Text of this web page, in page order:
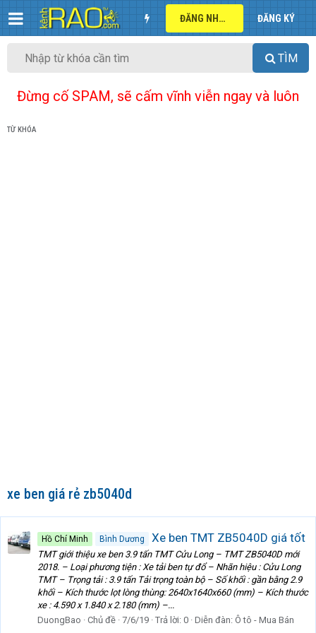
ĐĂNG NHẬP ĐĂNG KÝ
TÌM
Đừng cố SPAM, sẽ cấm vĩnh viễn ngay và luôn
TỪ KHÓA
xe ben giá rẻ zb5040d
Hồ Chí Minh Bình Dương Xe ben TMT ZB5040D giá tốt
TMT giới thiệu xe ben 3.9 tấn TMT Cửu Long – TMT ZB5040D mới
2018. – Loại phương tiện : Xe tải ben tự đổ – Nhãn hiệu : Cửu Long
TMT – Trọng tải : 3.9 tấn Tải trọng toàn bộ – Số khối : gần bằng 2.9
khối – Kích thước lọt lòng thùng: 2640x1640x660 (mm) – Kích thước
xe : 4.590 x 1.840 x 2.180 (mm) –...
DuongBao
Chủ đề 7/6/19 Trả lời: 0 Diễn đàn: Ô tô - Mua Bán